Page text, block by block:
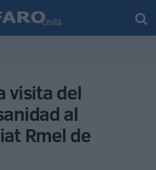
visita del
al
Rmel de